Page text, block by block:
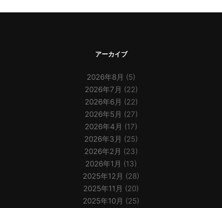
アーカイブ
2026年8月 (5)
2026年7月 (22)
2026年6月 (22)
2026年5月 (27)
2026年4月 (17)
2026年3月 (25)
2026年2月 (23)
2026年1月 (13)
2025年12月 (28)
2025年11月 (20)
2025年10月 (25)